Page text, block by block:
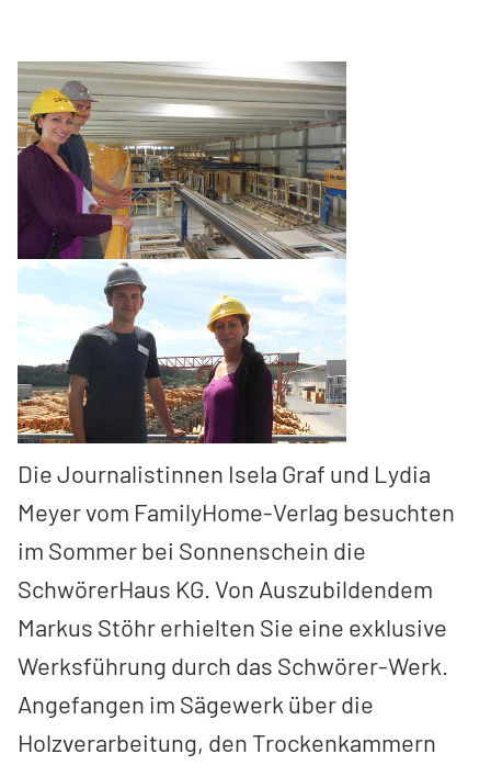
Die Journalistinnen Isela Graf und Lydia
Meyer vom FamilyHome-Verlag besuchten
im Sommer bei Sonnenschein die
SchwörerHaus KG. Von Auszubildendem
Markus Stöhr erhielten Sie eine exklusive
Werksführung durch das Schwörer-Werk.
Angefangen im Sägewerk über die
Holzverarbeitung, den Trockenkammern